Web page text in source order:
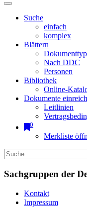
Suche
einfach
komplex
Blättern
Nach DDC
Personen
Bibliothek
Online-
Dokumente
Leitlinien
0
Merkliste
Sachgruppen der
Kontakt
Impressum